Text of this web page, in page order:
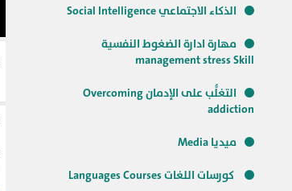
الذكاء الاجتماعي Social Intelligence
مهارة ادارة الضغوط النفسية
management stress Skill
التغلُّب على الإدمان Overcoming
addiction
ميديا Media
كورسات اللغات Languages Courses